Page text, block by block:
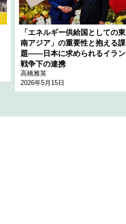
「エネルギー供給国としての東
南アジア」の重要性と抱える課
題――日本に求められるイラン
戦争下の連携
高橋雅英
2026年5月15日